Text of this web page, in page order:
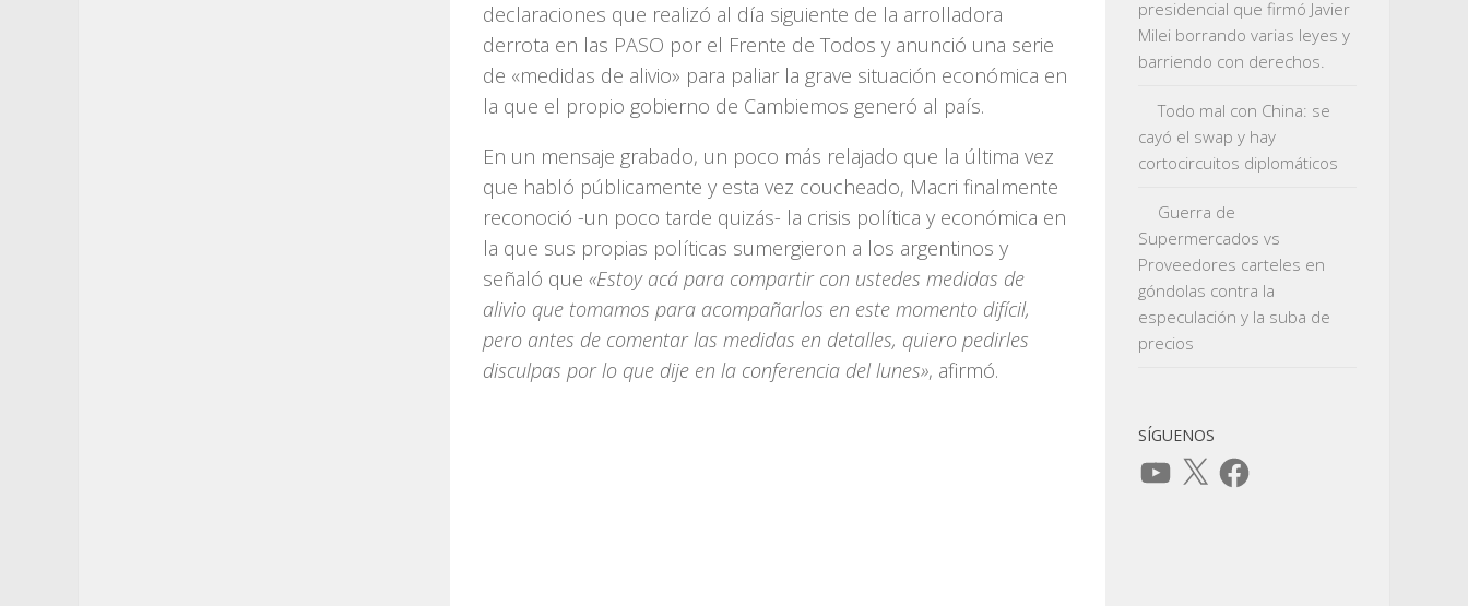
declaraciones que realizó al día siguiente de la arrolladora
derrota en las PASO por el Frente de Todos y anunció una serie
de «medidas de alivio» para paliar la grave situación económica en
la que el propio gobierno de Cambiemos generó al país.
En un mensaje grabado, un poco más relajado que la última vez
que habló públicamente y esta vez coucheado, Macri finalmente
reconoció -un poco tarde quizás- la crisis política y económica en
la que sus propias políticas sumergieron a los argentinos y
señaló que «Estoy acá para compartir con ustedes medidas de
alivio que tomamos para acompañarlos en este momento difícil,
pero antes de comentar las medidas en detalles, quiero pedirles
disculpas por lo que dije en la conferencia del lunes», afirmó.
presidencial que firmó Javier
Milei borrando varias leyes y
barriendo con derechos.
Todo mal con China: se
cayó el swap y hay
cortocircuitos diplomáticos
Guerra de
Supermercados vs
Proveedores carteles en
góndolas contra la
especulación y la suba de
precios
SÍGUENOS
YouTube
X Facebook